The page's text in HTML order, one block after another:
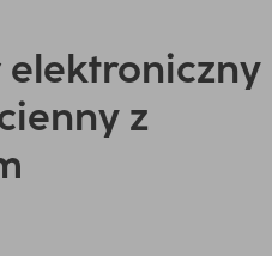
z